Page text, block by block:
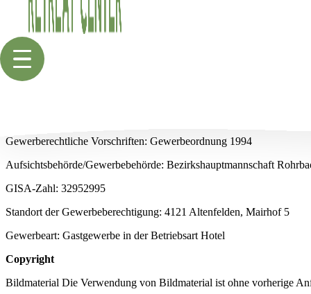
Menü
öffnen
DER HOF
ZIMMER
VERPFLEGUNG
Iban: AT35 3471 0000 0506 7442
Hinweise gem. ECG
Mitglied der Wirtschaftskammer OÖ
Gewerberechtliche Vorschriften: Gewerbeordnung 1994
Aufsichtsbehörde/Gewerbebehörde: Bezirkshauptmannschaft
GISA-Zahl: 32952995
Standort der Gewerbeberechtigung: 4121 Altenfelden, Mairhof 5
Gewerbeart: Gastgewerbe in der Betriebsart Hotel
Copyright
Bildmaterial Die Verwendung von Bildmaterial ist ohne vorherige